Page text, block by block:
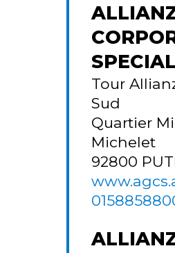
Tour
Sud
Quartier
Michelet
92800